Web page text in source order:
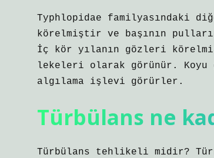
Typhlopidae familyasındaki
körelmiştir ve başının
İç kör yılanın gözleri
lekeleri olarak görünür.
algılama işlevi görürler.
Türbülans ne
Türbülans tehlikeli midir?